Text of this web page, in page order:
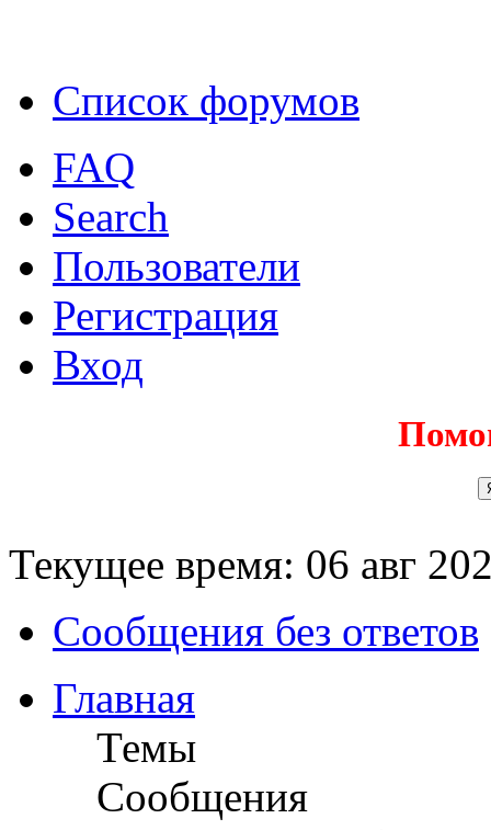
Список форумов
FAQ
Search
Пользователи
Регистрация
Вход
Текущее время: 06 авг
Сообщения без ответов
Главная
Темы
Сообщения